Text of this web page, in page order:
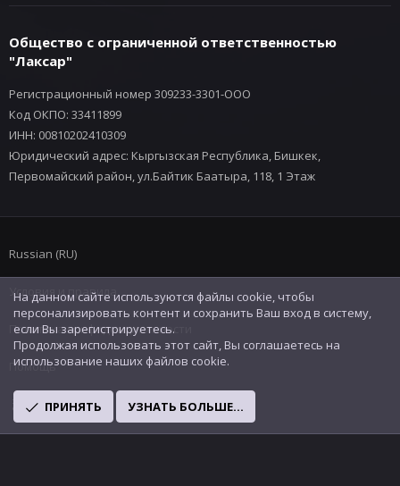
Общество с ограниченной ответственностью
"Лаксар"
Регистрационный номер 309233-3301-ООО
Код ОКПО: 33411899
ИНН: 00810202410309
Юридический адрес: Кыргызская Республика, Бишкек,
Первомайский район, ул.Байтик Баатыра, 118, 1 Этаж
Russian (RU)
Условия и правила
Политика конфиденциальности
Помощь
R
S
На данном сайте используются файлы cookie, чтобы
персонализировать контент и сохранить Ваш вход в систему,
если Вы зарегистрируетесь.
Продолжая использовать этот сайт, Вы соглашаетесь на
использование наших файлов cookie.
ПРИНЯТЬ УЗНАТЬ БОЛЬШЕ...